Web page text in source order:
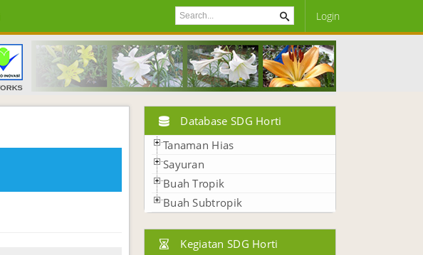
Login
Database SDG Horti
Tanaman Hias
Sayuran
Buah Tropik
Buah Subtropik
Kegiatan SDG Horti